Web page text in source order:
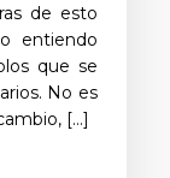
de esto
entiendo
que se
No es
[…]